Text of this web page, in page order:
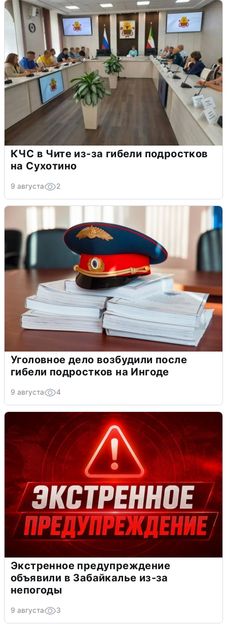
КЧС в Чите из-за гибели подростков
на Сухотино
9 августа 2
Уголовное дело возбудили после
гибели подростков на Ингоде
9 августа 4
Экстренное предупреждение
объявили в Забайкалье из-за
непогоды
9 августа 3